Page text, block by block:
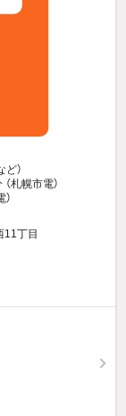
ど）
（札幌市電）
11丁目